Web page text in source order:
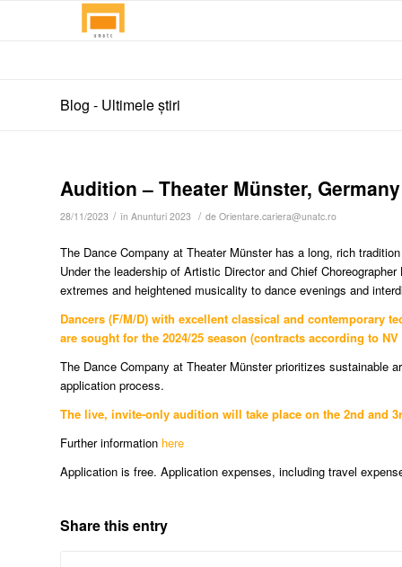
Blog - Ultimele știri
Audition – Theater Münster, Germany
28/11/2023 / în Anunturi 2023 / de Orientare.cariera@unatc.ro
The Dance Company at Theater Münster has a long, rich
Under the leadership of Artistic Director and Chief
extremes and heightened musicality to dance evenings and
Dancers (F/M/D) with excellent classical and contemporary
are sought for the 2024/25 season (contracts according to
The Dance Company at Theater Münster prioritizes sustainable
application process.
The live, invite-only audition will take place on the 2nd and
Further information here
Application is free. Application expenses, including travel
Share this entry